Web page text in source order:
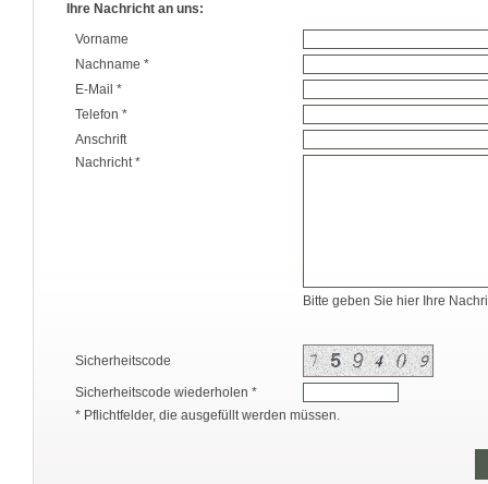
Ihre Nachricht an uns:
Vorname
Nachname *
E-Mail *
Telefon *
Anschrift
Nachricht *
Bitte geben Sie hier Ihre
Sicherheitscode
Sicherheitscode wiederholen *
* Pflichtfelder, die ausgefüllt werden müssen.